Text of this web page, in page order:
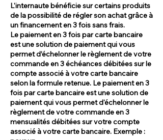
L'internaute bénéficie sur certains produits
de la possibilité de régler son achat grâce à
un financement en 3 fois sans frais.
Le paiement en 3 fois par carte bancaire
est une solution de paiement qui vous
permet d’échelonner le règlement de votre
commande en 3 échéances débitées sur le
compte associé à votre carte bancaire
selon la formule retenue. Le paiement en 3
fois par carte bancaire est une solution de
paiement qui vous permet d'échelonner le
règlement de votre commande en 3
mensualités débitées sur votre compte
associé à votre carte bancaire. Exemple :